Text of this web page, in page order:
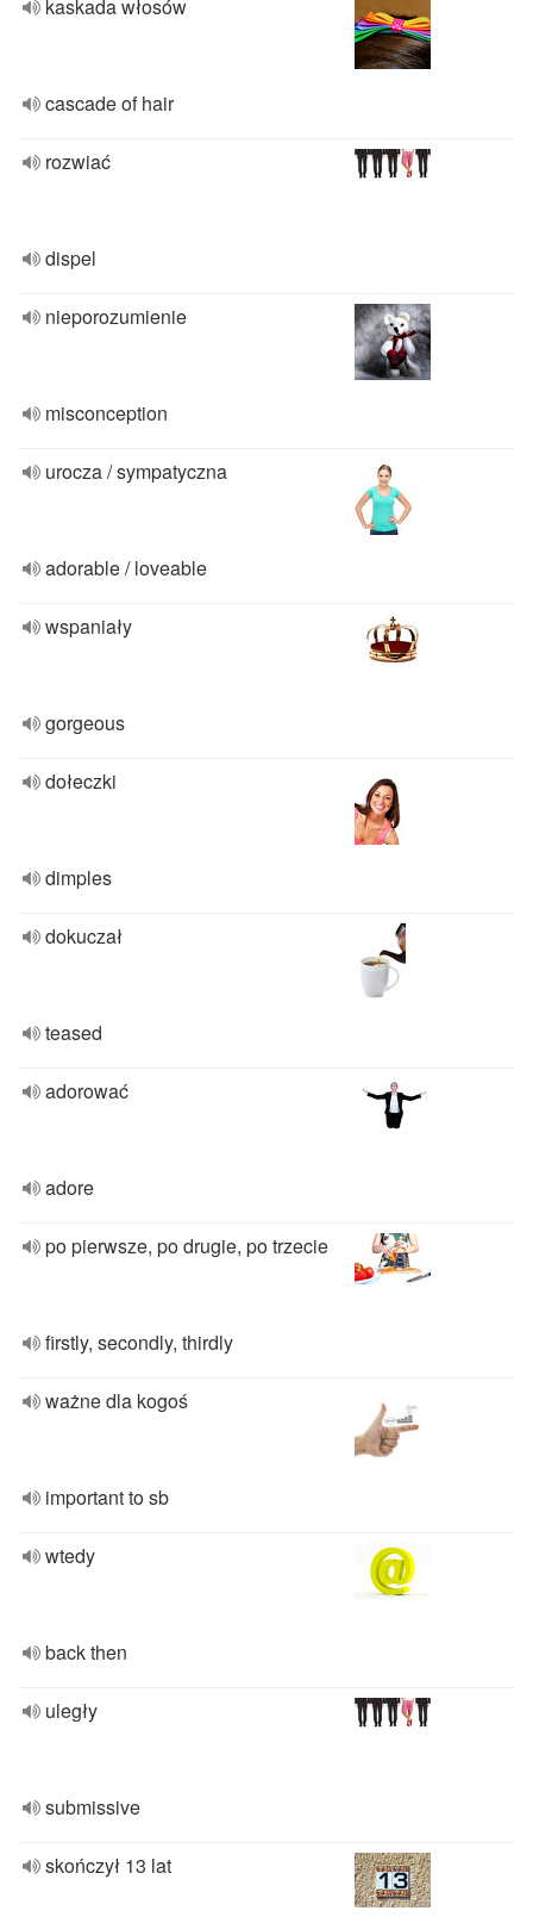
kaskada włosów
cascade of hair
rozwiać
dispel
nieporozumienie
misconception
urocza / sympatyczna
adorable / loveable
wspaniały
gorgeous
dołeczki
dimples
dokuczał
teased
adorować
adore
po pierwsze, po drugie, po trzecie
firstly, secondly, thirdly
ważne dla kogoś
important to sb
wtedy
back then
uległy
submissive
skończył 13 lat